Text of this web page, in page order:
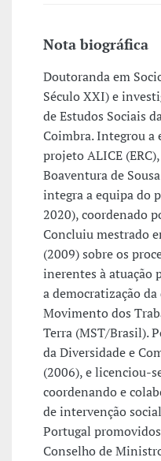
Nota biográfica
Doutoranda em
Século XXI) e
de Estudos Sociais
Coimbra. Integrou a
projeto ALICE
Boaventura de
integra a equipa do
2020), coordenado
Concluiu mestrado
(2009) sobre os
inerentes à
a democratização
Movimento dos
Terra (MST/Brasil).
da Diversidade e
(2006), e licenciou-
coordenando e
de intervenção
Portugal
Conselho de